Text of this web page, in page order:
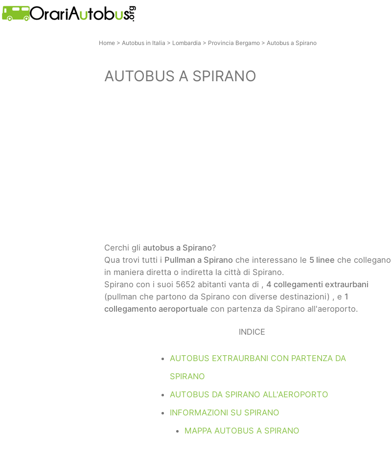
Home> Autobus in Italia > Lombardia > Provincia Bergamo> Autobus a Spirano
AUTOBUS A SPIRANO
Cerchi gli autobus a Spirano?
Qua trovi tutti i Pullman a Spirano che interessano le 5 linee che collegano
in maniera diretta o indiretta la città di Spirano.
Spirano con i suoi 5652 abitanti vanta di , 4 collegamenti extraurbani
(pullman che partono da Spirano con diverse destinazioni) , e 1
collegamento aeroportuale con partenza da Spirano all'aeroporto.
INDICE
AUTOBUS EXTRAURBANI CON PARTENZA DA
SPIRANO
AUTOBUS DA SPIRANO ALL'AEROPORTO
INFORMAZIONI SU SPIRANO
MAPPA AUTOBUS A SPIRANO